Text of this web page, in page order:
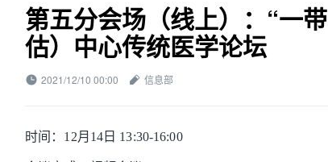
第五分会场（线上）：“一
估）中心传统医学论坛
2021/12/10 00:00 信息部
时间：12月14日 13:30-16:00